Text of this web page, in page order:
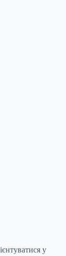
у